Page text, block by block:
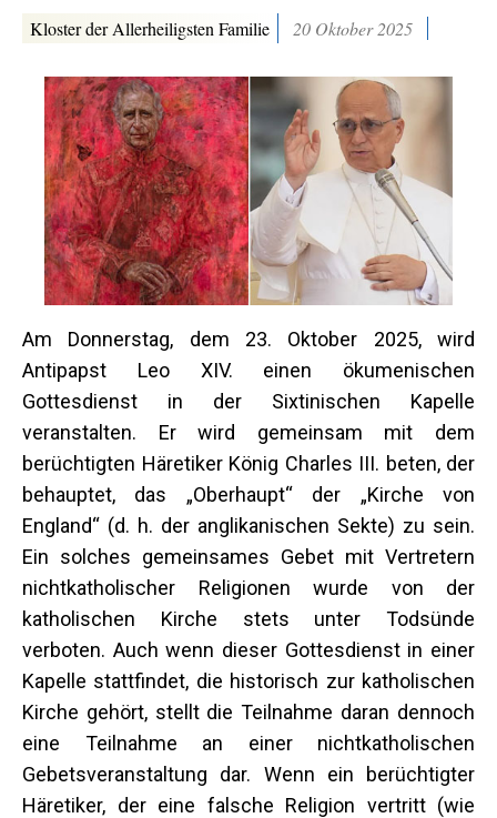
Kloster der Allerheiligsten Familie 20 Oktober 2025
Am Donnerstag, dem 23. Oktober 2025, wird
Antipapst Leo XIV. einen ökumenischen
Gottesdienst in der Sixtinischen Kapelle
veranstalten. Er wird gemeinsam mit dem
berüchtigten Häretiker König Charles III. beten, der
behauptet, das „Oberhaupt“ der „Kirche von
England“ (d. h. der anglikanischen Sekte) zu sein.
Ein solches gemeinsames Gebet mit Vertretern
nichtkatholischer Religionen wurde von der
katholischen Kirche stets unter Todsünde
verboten. Auch wenn dieser Gottesdienst in einer
Kapelle stattfindet, die historisch zur katholischen
Kirche gehört, stellt die Teilnahme daran dennoch
eine Teilnahme an einer nichtkatholischen
Gebetsveranstaltung dar. Wenn ein berüchtigter
Häretiker, der eine falsche Religion vertritt (wie